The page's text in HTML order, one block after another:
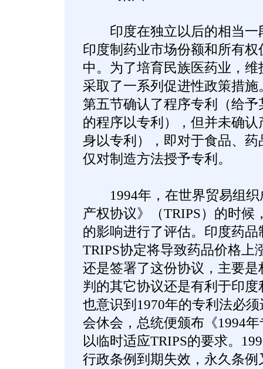
印度在独立以后的相当一
印度制药业市场份额和所有
中。为了培育民族医药业，
采取了一系列促进性政策措
第五节确认了程序专利（给
的程序以专利），但并未确
身以专利），即对于食品、
仅对制造方法授予专利。
1994年，在世界贸易组织
产权协议》（TRIPS）的时候
的影响进行了评估。印度药品
TRIPS协定将导致药品价格上
还是签署了这份协议，主要
判的其它协议还是有利于印
也意识到1970年的专利法必
会休会，总统便颁布《1994
以临时适应TRIPS的要求。
行政条例到期失效，永久条